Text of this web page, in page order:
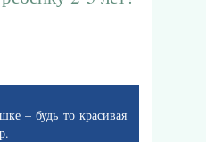
– будь то красивая